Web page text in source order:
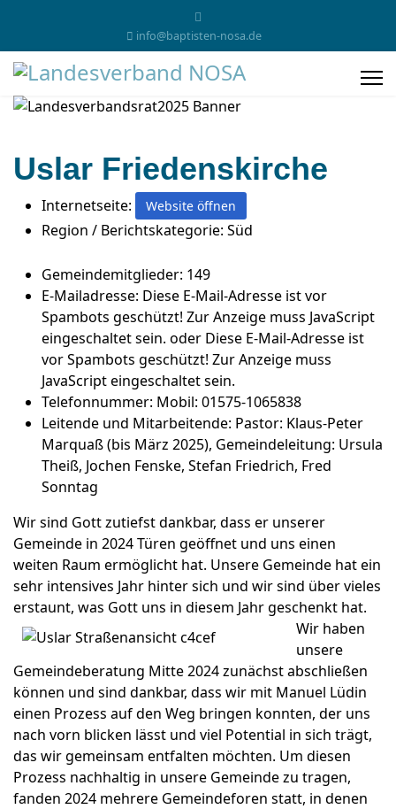
info@baptisten-nosa.de
Uslar Friedenskirche
Internetseite: Website öffnen
Region / Berichtskategorie: Süd
Gemeindemitglieder: 149
E-Mailadresse: Diese E-Mail-Adresse ist vor
Spambots geschützt! Zur Anzeige muss JavaScript
eingeschaltet sein. oder Diese E-Mail-Adresse ist
vor Spambots geschützt! Zur Anzeige muss
JavaScript eingeschaltet sein.
Telefonnummer: Mobil: 01575-1065838
Leitende und Mitarbeitende: Pastor: Klaus-Peter
Marquaß (bis März 2025), Gemeindeleitung: Ursula
Theiß, Jochen Fenske, Stefan Friedrich, Fred
Sonntag
Wir sind Gott zutiefst dankbar, dass er unserer
Gemeinde in 2024 Türen geöffnet und uns einen
weiten Raum ermöglicht hat. Unsere Gemeinde hat ein
sehr intensives Jahr hinter sich und wir sind über vieles
erstaunt, was Gott uns in diesem Jahr geschenkt hat.
Wir haben
unsere
Gemeindeberatung Mitte 2024 zunächst abschließen
können und sind dankbar, dass wir mit Manuel Lüdin
einen Prozess auf den Weg bringen konnten, der uns
nach vorn blicken lässt und viel Potential in sich trägt,
das wir gemeinsam entfalten möchten. Um diesen
Prozess nachhaltig in unsere Gemeinde zu tragen,
fanden 2024 mehrere Gemeindeforen statt, in denen